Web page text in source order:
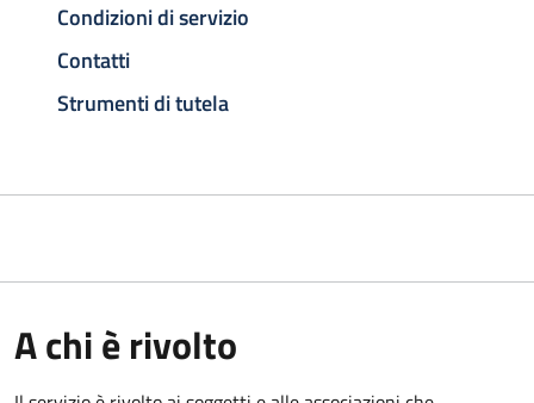
Condizioni di servizio
Contatti
Strumenti di tutela
A chi è rivolto